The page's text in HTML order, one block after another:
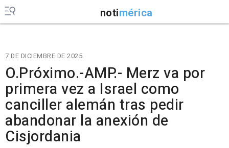
notimérica
7 DE DICIEMBRE DE 2025
O.Próximo.-AMP.- Merz va por
primera vez a Israel como
canciller alemán tras pedir
abandonar la anexión de
Cisjordania